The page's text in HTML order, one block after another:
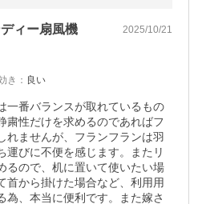
ィー扇風機 2025/10/21
き ： 良い
一番バランスが取れているもの
粛性だけを求めるのであればフ
れませんが、フランフランは羽
運びに不便を感じます。またリ
るので、机に置いて使いたい場
首から掛けた場合など、利用用
為、本当に便利です。また嫁さ